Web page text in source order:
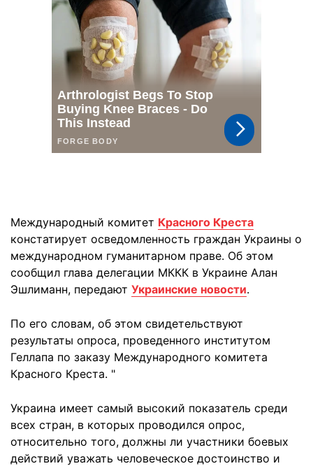
Международный комитет Красного Креста
констатирует осведомленность граждан Украины о
международном гуманитарном праве. Об этом
сообщил глава делегации МККК в Украине Алан
Эшлиманн, передают Украинские новости.
По его словам, об этом свидетельствуют
результаты опроса, проведенного институтом
Геллапа по заказу Международного комитета
Красного Креста. "
Украина имеет самый высокий показатель среди
всех стран, в которых проводился опрос,
относительно того, должны ли участники боевых
действий уважать человеческое достоинство и